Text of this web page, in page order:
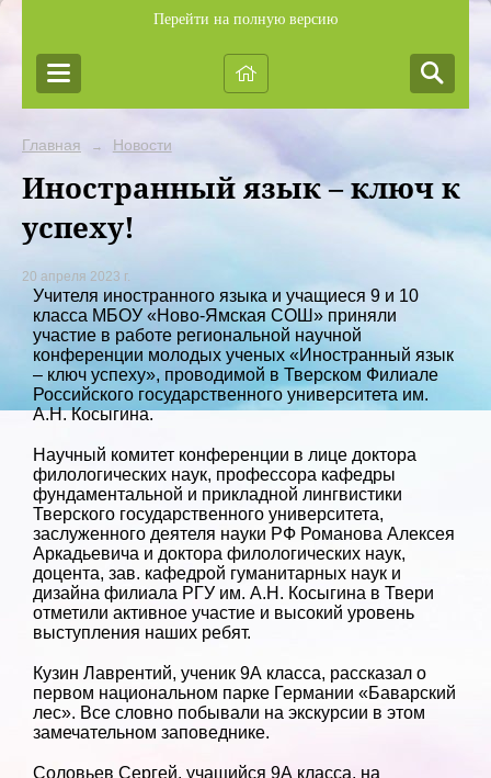
Перейти на полную версию
Главная → Новости
Иностранный язык – ключ к
успеху!
20 апреля 2023 г.
Учителя иностранного языка и учащиеся 9 и 10
класса МБОУ «Ново-Ямская СОШ» приняли
участие в работе региональной научной
конференции молодых ученых «Иностранный язык
– ключ успеху», проводимой в Тверском Филиале
Российского государственного университета им.
А.Н. Косыгина.
Научный комитет конференции в лице доктора
филологических наук, профессора кафедры
фундаментальной и прикладной лингвистики
Тверского государственного университета,
заслуженного деятеля науки РФ Романова Алексея
Аркадьевича и доктора филологических наук,
доцента, зав. кафедрой гуманитарных наук и
дизайна филиала РГУ им. А.Н. Косыгина в Твери
отметили активное участие и высокий уровень
выступления наших ребят.
Кузин Лаврентий, ученик 9А класса, рассказал о
первом национальном парке Германии «Баварский
лес». Все словно побывали на экскурсии в этом
замечательном заповеднике.
Соловьев Сергей, учащийся 9А класса, на